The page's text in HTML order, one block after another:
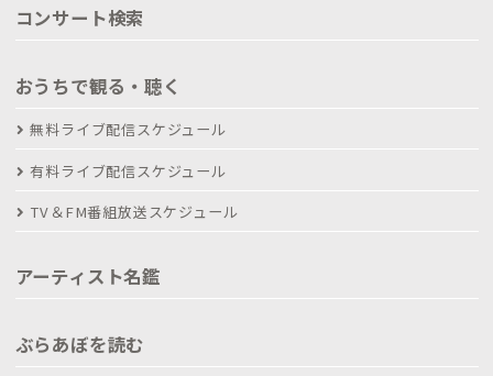
コンサート検索
おうちで観る・聴く
無料ライブ配信スケジュール
有料ライブ配信スケジュール
TV＆FM番組放送スケジュール
アーティスト名鑑
ぶらあぼを読む